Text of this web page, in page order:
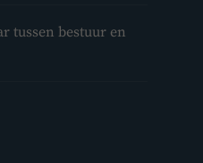
tussen bestuur en